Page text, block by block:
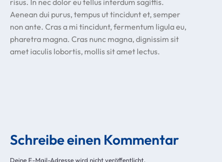
risus. In nec dolor eu tellus interdum sagittis.
Aenean dui purus, tempus ut tincidunt et, semper
non ante. Cras a mi tincidunt, fermentum ligula eu,
pharetra magna. Cras nunc magna, dignissim sit
amet iaculis lobortis, mollis sit amet lectus.
Schreibe einen Kommentar
Deine E-Mail-Adresse wird nicht veröffentlicht.